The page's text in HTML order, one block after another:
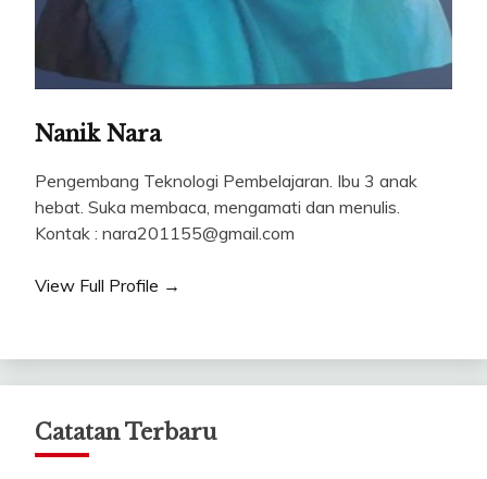
Nanik Nara
Pengembang Teknologi Pembelajaran. Ibu 3 anak
hebat. Suka membaca, mengamati dan menulis.
Kontak : nara201155@gmail.com
View Full Profile →
Catatan Terbaru